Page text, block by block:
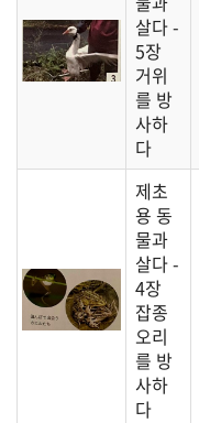
살다 -
5장
거위
를 방
사하
다
제초
용 동
물과
살다 -
4장
잡종
오리
를 방
사하
다